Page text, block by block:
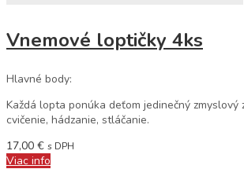
Vnemové loptičky 4ks
Hlavné body:
Každá lopta ponúka deťom jedinečný zmyslový
cvičenie, hádzanie, stláčanie.
17,00 € s DPH
Viac info